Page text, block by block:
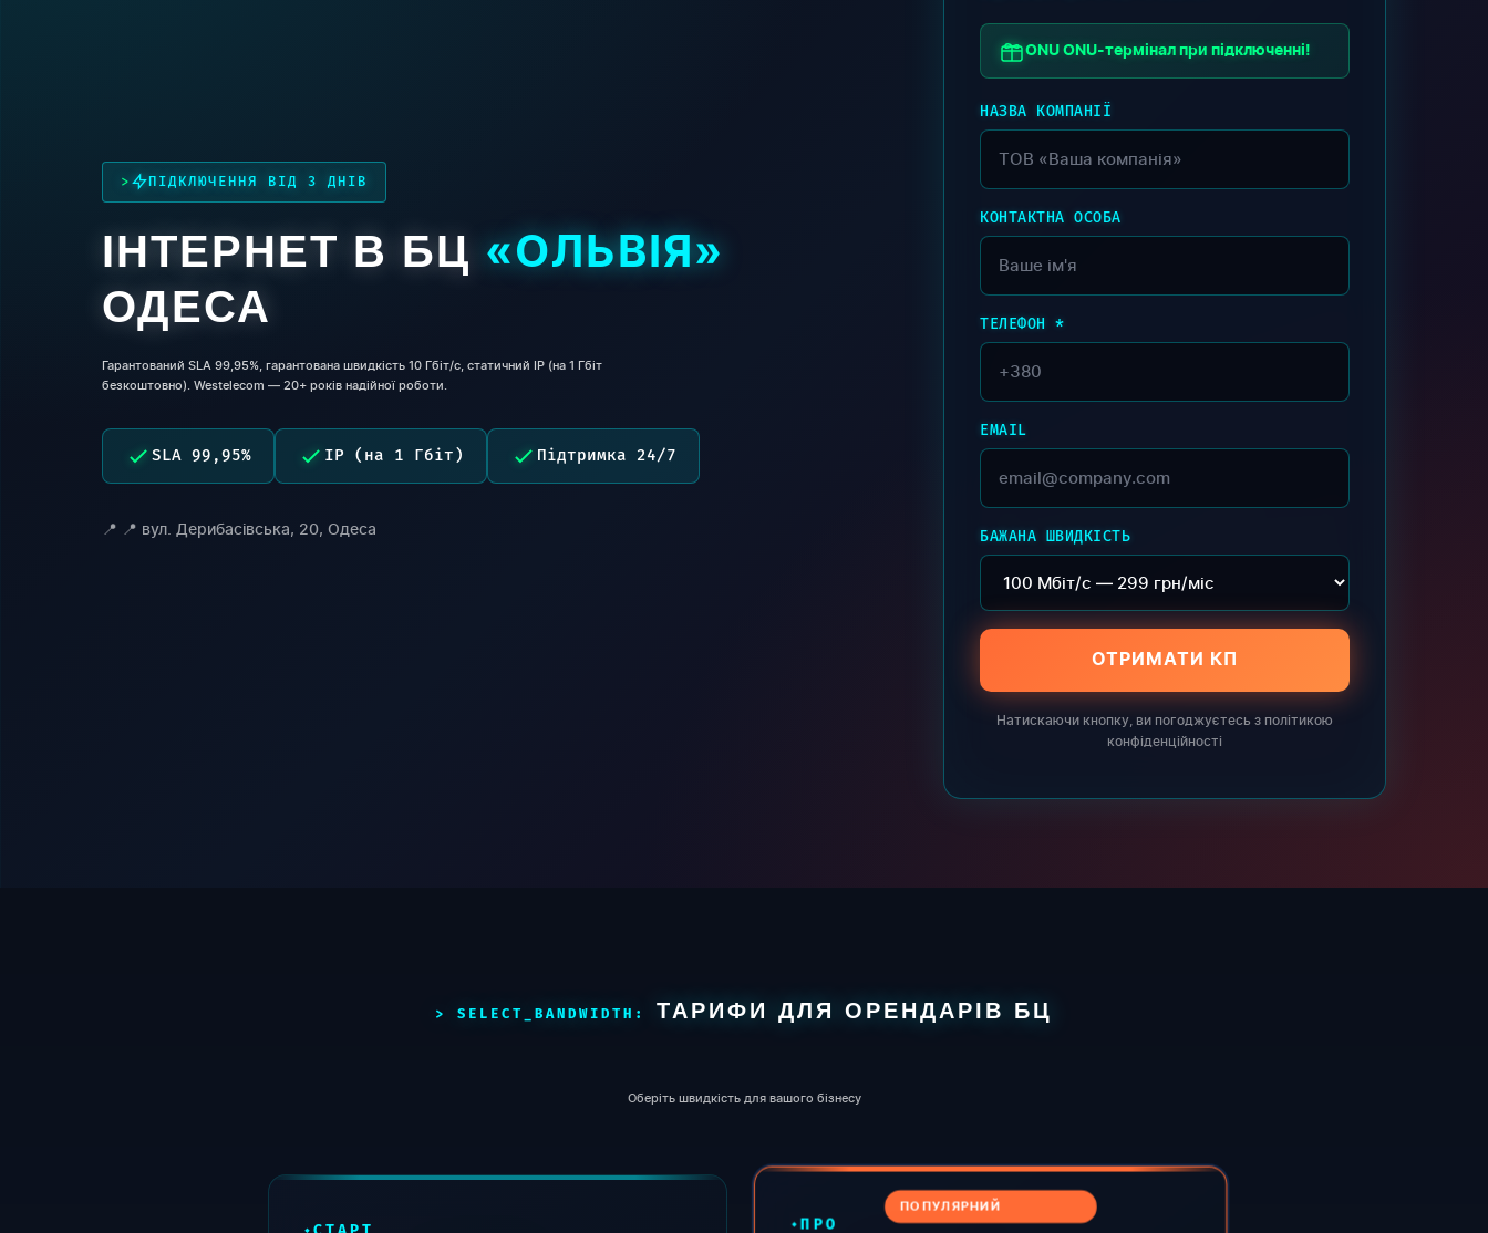
ПІДКЛЮЧЕННЯ ВІД 3 ДНІВ
ІНТЕРНЕТ В БЦ «ОЛЬВІЯ»
ОДЕСА
Гарантований SLA 99,95%, гарантована швидкість 10 Гбіт/с, статичний IP (на 1 Гбіт
безкоштовно). Westelecom — 20+ років надійної роботи.
SLA 99,95% IP (на 1 Гбіт) Підтримка 24/7
📍 вул. Дерибасівська, 20, Одеса
ONU ONU-термінал при підключенні!
НАЗВА КОМПАНІЇ
КОНТАКТНА ОСОБА
ТЕЛЕФОН *
EMAIL
БАЖАНА ШВИДКІСТЬ
ОТРИМАТИ КП
Натискаючи кнопку, ви погоджуєтесь з політикою
конфіденційності
ТАРИФИ ДЛЯ ОРЕНДАРІВ БЦ
Оберіть швидкість для вашого бізнесу
ПОПУЛЯРНИЙ
ПРО